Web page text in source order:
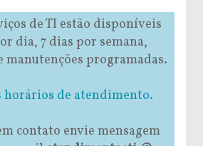
de TI estão disponíveis
dia, 7 dias por semana,
manutenções programadas.
horários de atendimento.
contato envie mensagem